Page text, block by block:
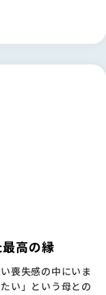
っしゃいます。親
がりました。正
勇気がいります
て本当によかった
やはりこの道40年
ていましたが、情
も多かったです。
どのニュースも目
も多かったのです
た。
ソードをしっかり
高の縁
喪失感の中にいま
い」という母との